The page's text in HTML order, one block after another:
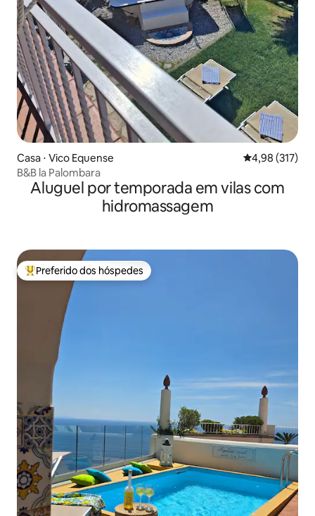
Casa ⋅ Vico Equense 4,98 de uma
4,98 (317)
B&B la Palombara
Aluguel por temporada em vilas com
hidromassagem
Entre os melhores preferidos dos hóspedes
Preferido dos hóspedes